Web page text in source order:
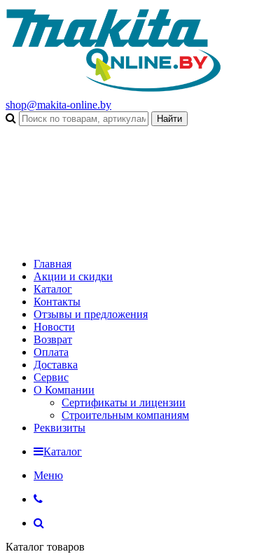
shop@makita-online.by
Главная
Акции и скидки
Каталог
Контакты
Отзывы и предложения
Новости
Возврат
Оплата
Доставка
Сервис
О Компании
Сертификаты и лицензии
Строительным компаниям
Реквизиты
Каталог
Меню
Каталог товаров